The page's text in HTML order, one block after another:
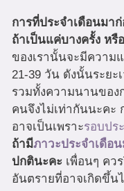
การที่ประจำเดือนมา
ถ้าเป็นแค่บางครั้ง หรื
ของเรานั้นจะมีความ
21-39 วัน ดังนั้นระยะ
รวมทั้งความนานของ
คนจึงไม่เท่ากันนะคะ
อาจเป็นเพราะรอบปร
ถ้ามีภาวะประจำเดือ
ปกตินะคะ เพื่อนๆ คว
อันตรายที่อาจเกิดขึ้น